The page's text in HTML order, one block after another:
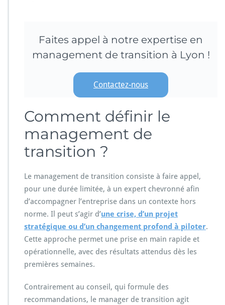
Faites appel à notre expertise en
management de transition à Lyon !
Contactez-nous
Comment définir le
management de
transition ?
Le management de transition consiste à faire appel,
pour une durée limitée, à un expert chevronné afin
d’accompagner l’entreprise dans un contexte hors
norme. Il peut s’agir d’une crise, d’un projet
stratégique ou d’un changement profond à piloter.
Cette approche permet une prise en main rapide et
opérationnelle, avec des résultats attendus dès les
premières semaines.
Contrairement au conseil, qui formule des
recommandations, le manager de transition agit